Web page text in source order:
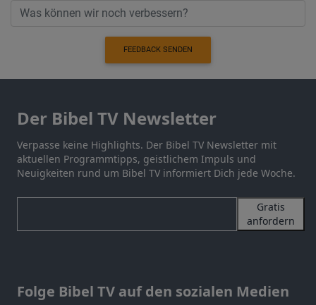
FEEDBACK SENDEN
Der Bibel TV Newsletter
Verpasse keine Highlights. Der Bibel TV Newsletter mit
aktuellen Programmtipps, geistlichem Impuls und
Neuigkeiten rund um Bibel TV informiert Dich jede Woche.
Gratis
anfordern
Folge Bibel TV auf den sozialen Medien